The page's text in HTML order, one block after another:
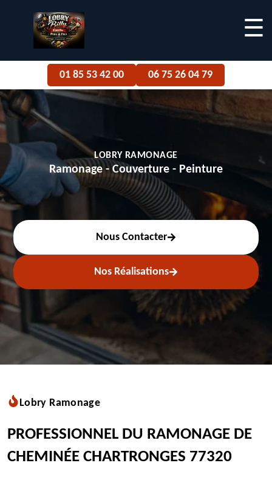
☰
01 85 53 42 00 06 75 26 04 79
LOBRY RAMONAGE
Ramonage - Couverture - Peinture
Nous Contacter
Nos Réalisations
Lobry Ramonage
PROFESSIONNEL DU RAMONAGE DE
CHEMINÉE CHARTRONGES 77320